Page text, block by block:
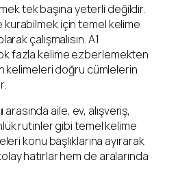
tek başına yeterli değildir.
kurabilmek için temel kelime
çalışmalısın. A1
fazla kelime ezberlemekten
kelimeleri doğru cümlelerin
arasında aile, ev, alışveriş,
rutinler gibi temel kelime
konu başlıklarına ayırarak
hatırlar hem de aralarında